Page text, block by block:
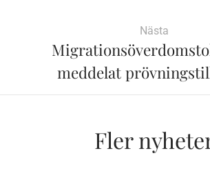
Nästa
meddelat
Fler